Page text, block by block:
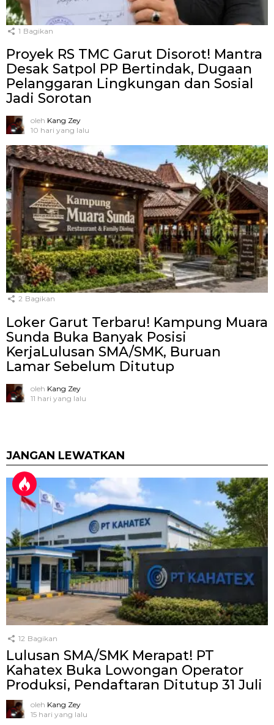
1 Bagikan
Proyek RS TMC Garut Disorot! Mantra
Desak Satpol PP Bertindak, Dugaan
Pelanggaran Lingkungan dan Sosial
Jadi Sorotan
oleh Kang Zey
10 hari yang lalu
2 Bagikan
Loker Garut Terbaru! Kampung Muara
Sunda Buka Banyak Posisi
KerjaLulusan SMA/SMK, Buruan
Lamar Sebelum Ditutup
oleh Kang Zey
11 hari yang lalu
JANGAN LEWATKAN
12 Bagikan
Lulusan SMA/SMK Merapat! PT
Kahatex Buka Lowongan Operator
Produksi, Pendaftaran Ditutup 31 Juli
oleh Kang Zey
15 hari yang lalu